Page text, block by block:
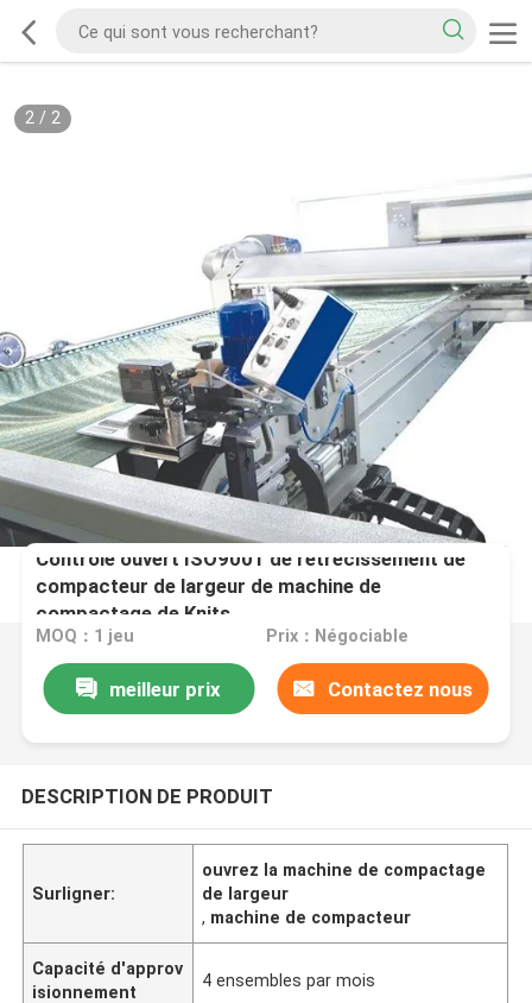
2/ 2
Contrôle ouvert ISO9001 de rétrécissement de
compacteur de largeur de machine de
compactage de Knits
MOQ：1 jeu Prix：Négociable
meilleur prix Contactez nous
DESCRIPTION DE PRODUIT
Surligner:
ouvrez la machine de compactage
de largeur
, machine de compacteur
Capacité d'approv
isionnement
4 ensembles par mois